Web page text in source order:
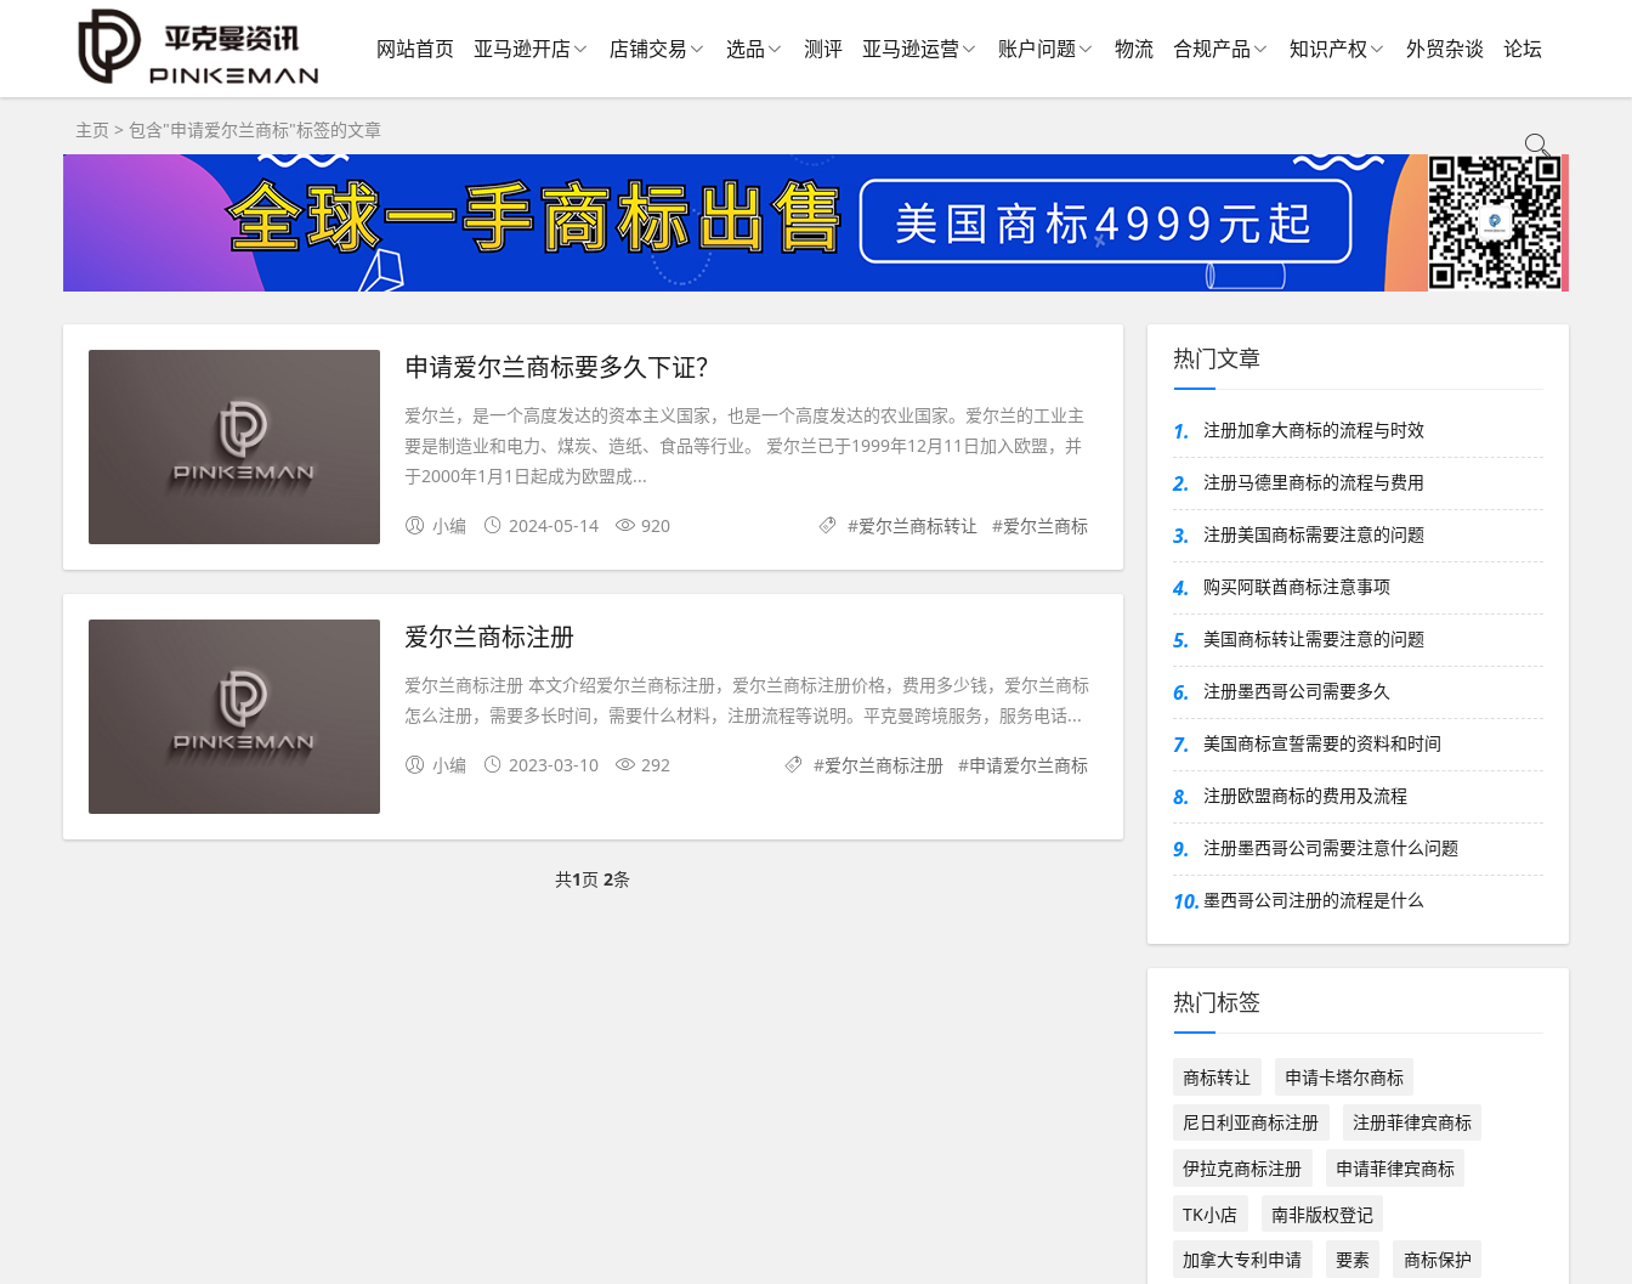
网站首页 亚马逊开店 店铺交易 选品 测评 亚马逊运营 账户问题 物流 合规产品 知识产权 外贸杂谈 论坛
主页 > 包含"申请爱尔兰商标"标签的文章
申请爱尔兰商标要多久下证？
爱尔兰，是一个高度发达的资本主义国家，也是一个高度发达的农业国家。爱尔兰的工业主
要是制造业和电力、煤炭、造纸、食品等行业。 爱尔兰已于1999年12月11日加入欧盟，并
于2000年1月1日起成为欧盟成...
小编 2024-05-14 920 #爱尔兰商标转让 #爱尔兰商标
爱尔兰商标注册
爱尔兰商标注册 本文介绍爱尔兰商标注册，爱尔兰商标注册价格，费用多少钱，爱尔兰商标
怎么注册，需要多长时间，需要什么材料，注册流程等说明。平克曼跨境服务，服务电话...
小编 2023-03-10 292 #爱尔兰商标注册 #申请爱尔兰商标
共1页2条
热门文章
1. 注册加拿大商标的流程与时效
2. 注册马德里商标的流程与费用
3. 注册美国商标需要注意的问题
4. 购买阿联酋商标注意事项
5. 美国商标转让需要注意的问题
6. 注册墨西哥公司需要多久
7. 美国商标宣誓需要的资料和时间
8. 注册欧盟商标的费用及流程
9. 注册墨西哥公司需要注意什么问题
10. 墨西哥公司注册的流程是什么
热门标签
商标转让
申请卡塔尔商标
尼日利亚商标注册
注册菲律宾商标
伊拉克商标注册
申请菲律宾商标
TK小店
南非版权登记
加拿大专利申请
要素
商标保护